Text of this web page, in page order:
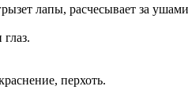
лапы, расчесывает за
перхоть.